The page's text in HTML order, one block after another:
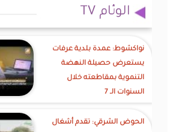
الوئام TV
نواكشوط: عمدة بلدية عرفات
يستعرض حصيلة النهضة
التنموية بمقاطعته خلال
السنوات الـ 7
الحوض الشرقي: تقدم أشغال